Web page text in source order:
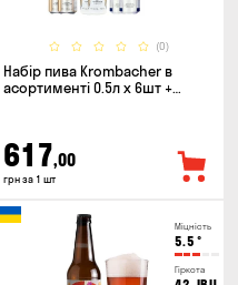
(0)
Набір пива Krombacher в
асортименті 0.5л х 6шт +
617,00
грн за 1 шт
Міцність
5.5 °
Гіркота